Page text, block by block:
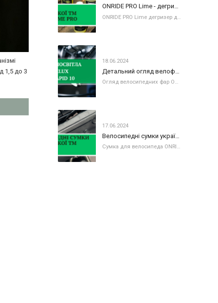
1,5 до 3
ONRIDE PRO Lime - дегризер нового покоління
ONRIDE PRO Lime дегризер для вашого велосипеда Шукаєте простий у використанні та ефективний дегризер для вашого велосипеда? Не шукайте далі, адже
18.06.2024
Огляд велосипедних фар ONRIDE Velux та ONRIDE Rapid 20 В попередній статті ми розглядали колекцію світла від української ТМ ONRIDE. Сьогодні наші
17.06.2024
Велосипедні сумки української ТМ ONRIDE
Сумка для велосипеда ONRIDE: моделі та призначення. Знайомимо вас з велосипедними сумками ONRIDE - колекція 2024 року. До колекції увійшли сумки за